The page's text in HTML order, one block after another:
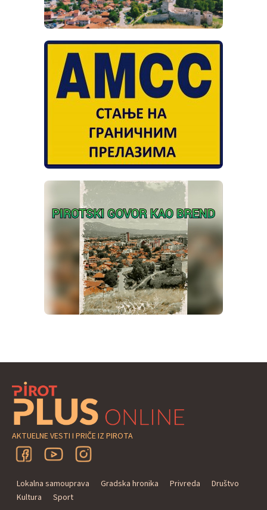
AKTUELNE VESTI I PRIČE IZ PIROTA
Lokalna samouprava Gradska hronika Privreda
Društvo
Kultura
Sport